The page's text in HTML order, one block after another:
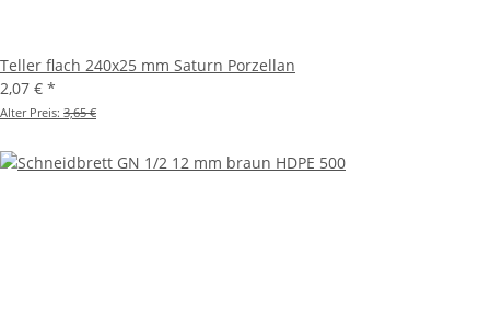
Teller flach 240x25 mm Saturn Porzellan
2,07 € *
Alter Preis: 3,65 €